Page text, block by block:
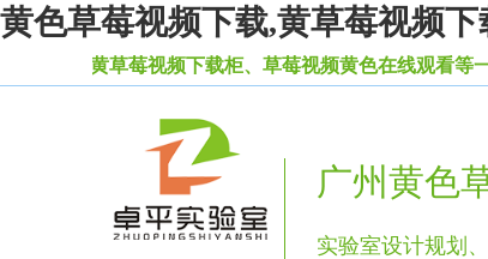
黄色草莓视频下载,黄草莓视频
验室黄草莓视频下载柜、草莓视频黄色在线观看等一系
广州黄色
实验室设计规划